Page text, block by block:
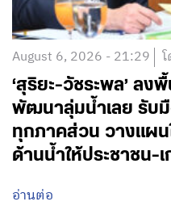
August 6, 2026 - 21:29
‘สุริยะ-วัชระพล’ ลง
พัฒนาลุ่มน้ำเลย รับ
ทุกภาคส่วน วางแผ
ด้านน้ำให้ประชาชน-
อ่านต่อ